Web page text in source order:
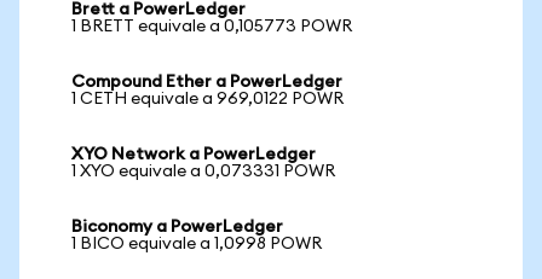
Brett a PowerLedger
1 BRETT equivale a 0,105773 POWR
Compound Ether a PowerLedger
1 CETH equivale a 969,0122 POWR
XYO Network a PowerLedger
1 XYO equivale a 0,073331 POWR
Biconomy a PowerLedger
1 BICO equivale a 1,0998 POWR